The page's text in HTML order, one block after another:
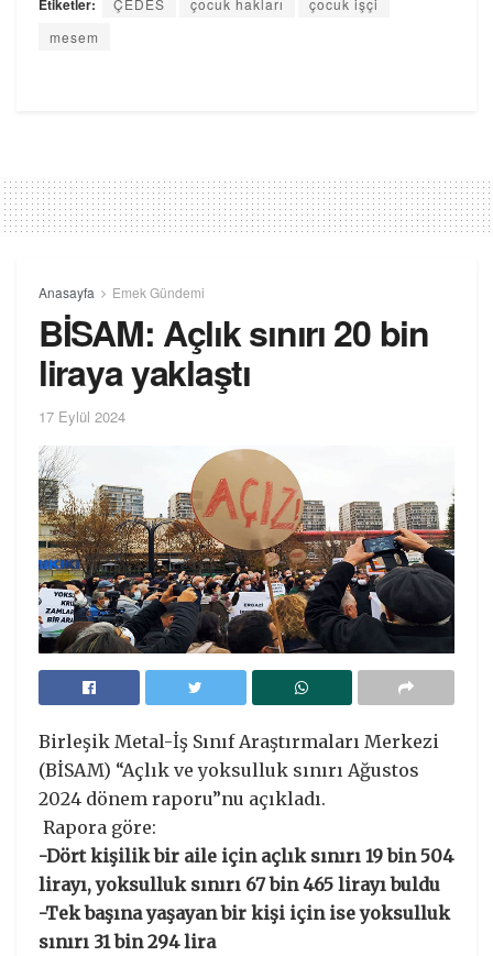
mesem
Anasayfa Emek Gündemi
BİSAM: Açlık sınırı 20 bin
liraya yaklaştı
17 Eylül 2024
Birleşik Metal-İş Sınıf Araştırmaları Merkezi
(BİSAM) “Açlık ve yoksulluk sınırı Ağustos
2024 dönem raporu”nu açıkladı.
Rapora göre:
-Dört kişilik bir aile için açlık sınırı 19 bin 504
lirayı, yoksulluk sınırı 67 bin 465 lirayı buldu
-Tek başına yaşayan bir kişi için ise yoksulluk
sınırı 31 bin 294 lira